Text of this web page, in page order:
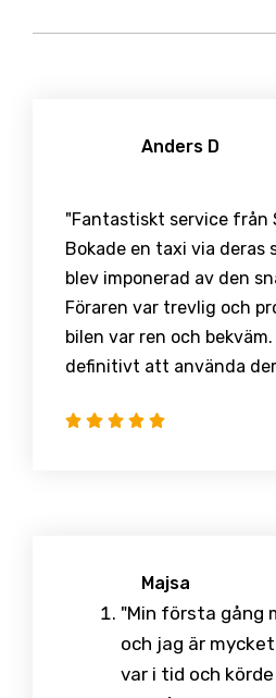
Anders D
"Fantastiskt service från
Bokade en taxi via deras
blev imponerad av den
Föraren var trevlig och
bilen var ren och bekväm.
definitivt att använda
Majsa
"Min första gång
och jag är
var i tid och